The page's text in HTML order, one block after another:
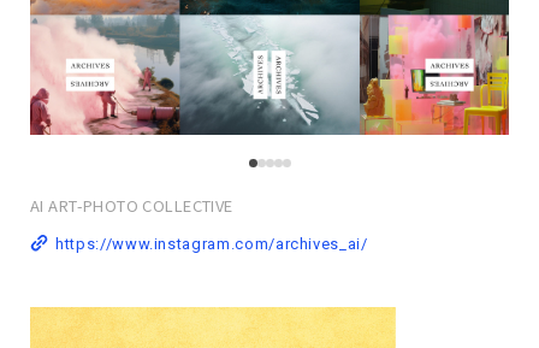
AI ART-PHOTO COLLECTIVE
https://www.instagram.com/archives_ai/